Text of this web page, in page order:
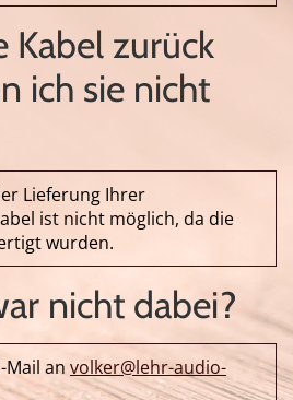
Kabel zurück
ich sie nicht
Lieferung Ihrer
ist nicht möglich, da die
wurden.
nicht dabei?
Mail an volker@lehr-audio-